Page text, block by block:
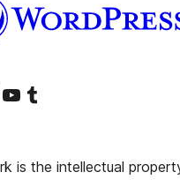
в Instagram
в LinkedIn
account
Visit our YouTube channel
Visit our Tumblr account
is the intellectual